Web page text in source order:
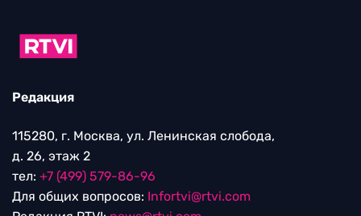
Редакция
115280, г. Москва, ул. Ленинская слобода,
д. 26, этаж 2
тел: +7 (499) 579-86-96
Для общих вопросов: Infortvi@rtvi.com